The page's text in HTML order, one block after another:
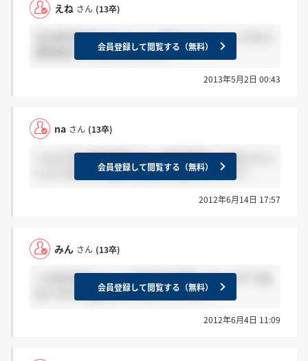
えね さん (13卒)
2014年卒の方いらっしゃいませんか？ ここってもう
選考始まってるんでしょうか…？
会員登録して閲覧する（無料）
2013年5月2日 00:43
na さん (13卒)
こんにちは 施設見学され、掲示板見ている方いらっ
しゃいましたら感想をお聞かせ願いたいです！
会員登録して閲覧する（無料）
2012年6月14日 17:57
みん さん (13卒)
＞mikix39さんへ 一ヶ所ですが予約しました(^^) 他
はこれから電話しようと思っています！
会員登録して閲覧する（無料）
2012年6月4日 11:09